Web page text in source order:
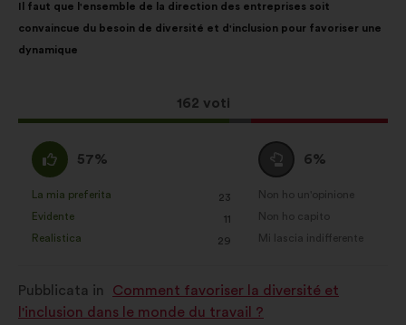
della
mia
proposta:
Il faut que l'ensemble de la direction des entreprises soit
convaincue du besoin de diversité et d'inclusion pour favoriser une
dynamique
Questa
proposta
162 voti
ripartiti:
Sono
d'accordo
:
57%
qualificata
come:
La mia preferita
: 23
volte
Evidente
: 11
volte
Realistica
: 29
volte
Voto
neutrale
:
6%
qualificata
come:
Non ho un'opinione
:volte
Non ho capito
:volte
Mi lascia indifferente
:volte
Pubblicata in
Comment favoriser la diversité et
l'inclusion dans le monde du travail ?